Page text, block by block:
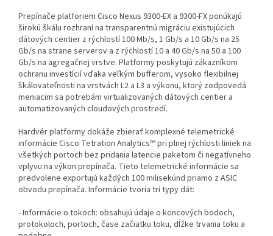
Prepínače platforiem Cisco Nexus 9300-EX a 9300-FX ponúkajú
širokú škálu rozhraní na transparentnú migráciu existujúcich
dátových centier z rýchlostí 100 Mb/s, 1 Gb/s a 10 Gb/s na 25
Gb/s na strane serverov a z rýchlostí 10 a 40 Gb/s na 50 a 100
Gb/s na agregačnej vrstve. Platformy poskytujú zákazníkom
ochranu investícií vďaka veľkým bufferom, vysoko flexibilnej
škálovateľnosti na vrstvách L2 a L3 a výkonu, ktorý zodpovedá
meniacim sa potrebám virtualizovaných dátových centier a
automatizovaných cloudových prostredí.
Hardvér platformy dokáže zbierať komplexné telemetrické
informácie Cisco Tetration Analytics™ pri plnej rýchlosti liniek na
všetkých portoch bez pridania latencie paketom či negatívneho
vplyvu na výkon prepínača. Tieto telemetrické informácie sa
predvolene exportujú každých 100 milisekúnd priamo z ASIC
obvodu prepínača. Informácie tvoria tri typy dát:
- Informácie o tokoch: obsahujú údaje o koncových bodoch,
protokoloch, portoch, čase začiatku toku, dĺžke trvania toku a